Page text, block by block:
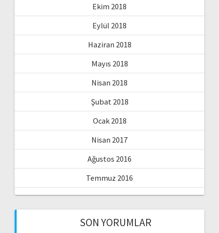
Ekim 2018
Eylül 2018
Haziran 2018
Mayıs 2018
Nisan 2018
Şubat 2018
Ocak 2018
Nisan 2017
Ağustos 2016
Temmuz 2016
SON YORUMLAR